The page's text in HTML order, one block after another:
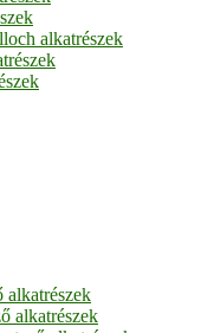
alkatrészek
alkatrészek
alkatrészek